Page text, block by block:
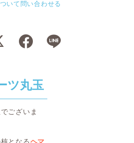
いて問い合わせる
ツ丸玉
ございま